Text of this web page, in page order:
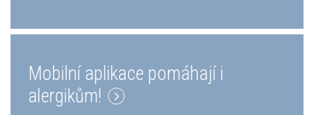
Mobilní aplikace pomáhají i
alergikům!